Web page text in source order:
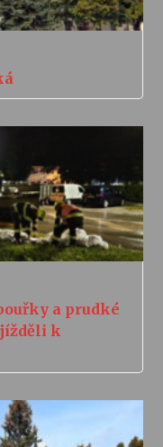
a prudké
k